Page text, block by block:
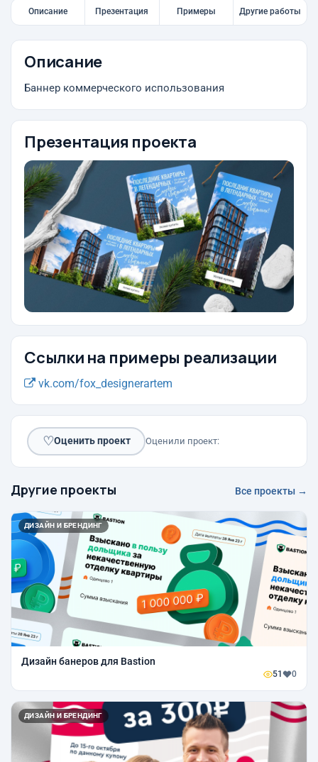
Описание Презентация Примеры Другие работы
Описание
Баннер коммерческого использования
Презентация проекта
Ссылки на примеры реализации
vk.com/fox_designerartem
♡Оценить проект Оценили проект:
Другие проекты Все проекты →
ДИЗАЙН И БРЕНДИНГ
Дизайн банеров для Bastion
51 0
ДИЗАЙН И БРЕНДИНГ